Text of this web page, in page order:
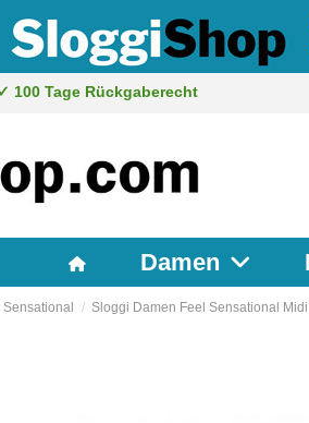
✓ 100 Tage Rückgaberecht
Damen
Sensational Sloggi Damen Feel Sensational